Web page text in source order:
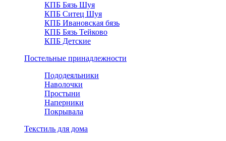
КПБ Бязь Шуя
КПБ Ситец Шуя
КПБ Ивановская бязь
КПБ Бязь Тейково
КПБ Детские
Постельные принадлежности
Пододеяльники
Наволочки
Простыни
Наперники
Покрывала
Текстиль для дома